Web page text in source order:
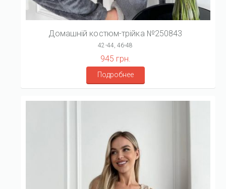
Домашній костюм-трійка №250843
42-44, 46-48
945 грн.
Подробнее